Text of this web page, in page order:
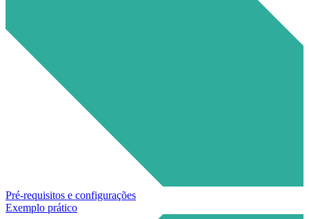
Pré-requisitos e configurações
Exemplo prático